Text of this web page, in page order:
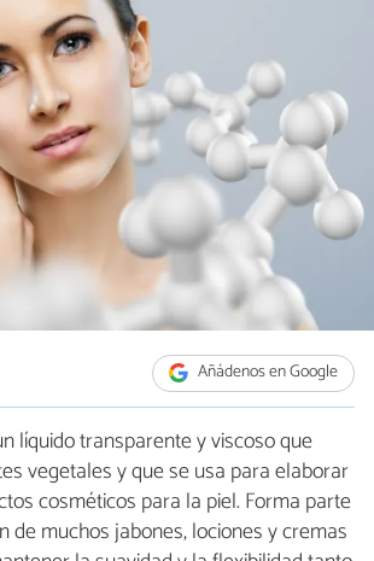
Añádenos en Google
líquido transparente y viscoso que
vegetales y que se usa para elaborar
cosméticos para la piel. Forma parte
de muchos jabones, lociones y cremas